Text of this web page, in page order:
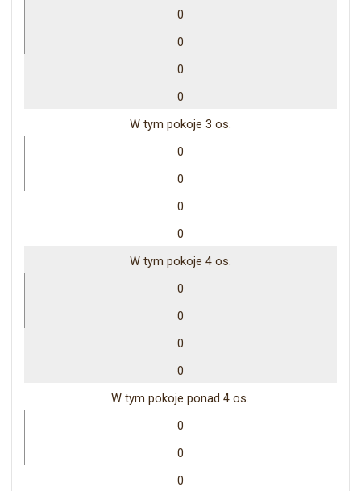
0
0
0
0
W tym pokoje 3 os.
0
0
0
0
W tym pokoje 4 os.
0
0
0
0
W tym pokoje ponad 4 os.
0
0
0